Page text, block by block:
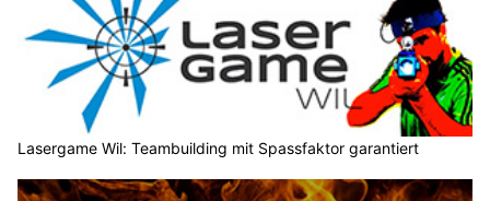
Lasergame Wil: Teambuilding mit Spassfaktor garantiert